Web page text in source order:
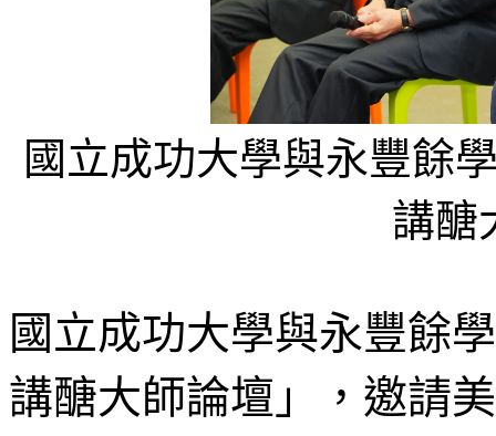
國立成功大學與永豐餘
講醣
國立成功大學與永豐餘
講醣大師論壇」，邀請